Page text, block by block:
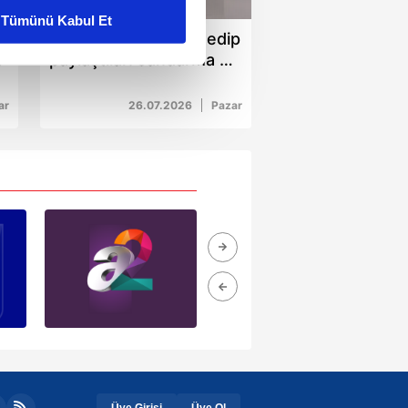
sunulması
ve sitemizde ilgili
Tümünü Kabul Et
Araç üzerinde dans edip
paylaştılar: Jandarma 3
26.07.2026 Pazar